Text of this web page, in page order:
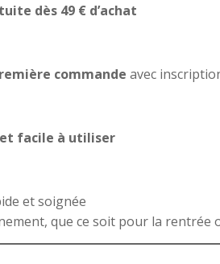
dès 49 € d’achat
commande avec
facile à utiliser
et soignée
que ce soit pour la